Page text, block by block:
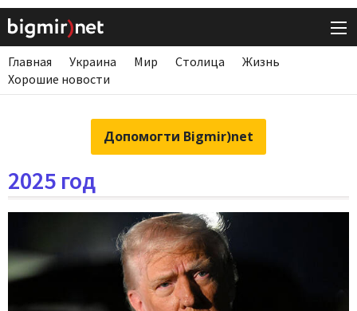
Главная Украина Мир Столица
Жизнь
Хорошие новости
Допомогти Bigmir)net
2025 год